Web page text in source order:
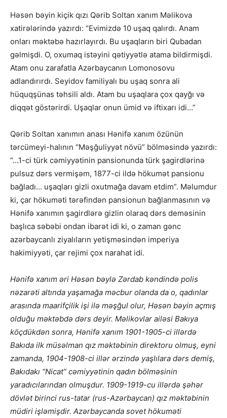
Həsən bəyin kiçik qızı Qərib Soltan xanım Məlikova
xatirələrində yazırdı: “Evimizdə 10 uşaq qalırdı. Anam
onları məktəbə hazırlayırdı. Bu uşaqların biri Qubadan
gəlmişdi. O, oxumaq istəyini qətiyyətlə atama bildirmişdi.
Atam onu zarafatla Azərbaycanın Lomonosovu
adlandırırdı. Seyidov familiyalı bu uşaq sonra ali
hüquqşünas təhsili aldı. Atam bu uşaqlara çox qayğı və
diqqət göstərirdi. Uşaqlar onun ümid və iftixarı idi…”
Qərib Soltan xanımın anası Hənifə xanım özünün
tərcümeyi-halının “Məşğuliyyət növü” bölməsində yazırdı:
“…1-ci türk cəmiyyətinin pansionunda türk şagirdlərinə
pulsuz dərs vermişəm, 1877-ci ildə hökumət pansionu
bağladı… uşaqları gizli oxutmağa davam etdim”. Məlumdur
ki, çar hökuməti tərəfindən pansionun bağlanmasının və
Hənifə xanımın şagirdlərə gizlin olaraq dərs deməsinin
başlıca səbəbi ondan ibarət idi ki, o zaman gənc
azərbaycanlı ziyalıların yetişməsindən imperiya
hakimiyyəti, çar rejimi çox narahat idi.
Hənifə xanım əri Həsən bəylə Zərdab kəndində polis
nəzarəti altında yaşamağa məcbur olanda da o, qadınlar
arasında maarifçilik işi ilə məşğul olur, Həsən bəyin açmış
olduğu məktəbdə dərs deyir. Məlikovlar ailəsi Bakıya
köçdükdən sonra, Hənifə xanım 1901-1905-ci illərdə
Bakıda ilk müsəlman qız məktəbinin direktoru olmuş, eyni
zamanda, 1904-1908-ci illər ərzində yaşlılara dərs demiş,
Bakıdakı “Nicat” cəmiyyətinin qadın bölməsinin
yaradıcılarından olmuşdur. 1909-1919-cu illərdə şəhər
dövlət birinci rus-tatar (rus-Azərbaycan) qız məktəbinin
müdiri işləmişdir. Azərbaycanda sovet hökuməti